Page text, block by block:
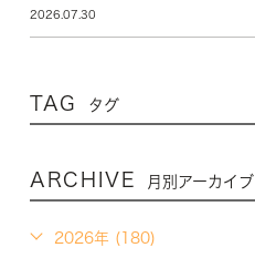
2026.07.30
TAG タグ
ARCHIVE 月別アーカイブ
2026年 (180)